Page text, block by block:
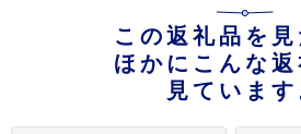
この返礼品を見
ほかにこんな返
見ています